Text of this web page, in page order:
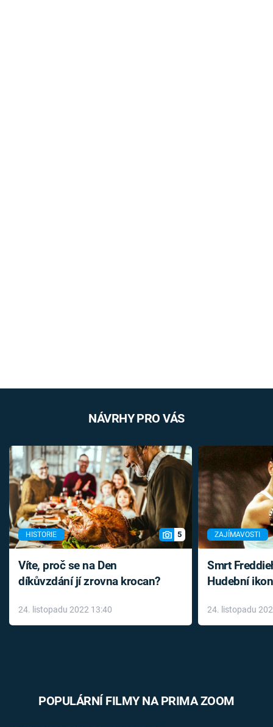
NÁVRHY PRO VÁS
HISTORIE 5
Víte, proč se na Den
díkůvzdání jí zrovna krocan?
24. listopadu 2022 13:40
ZAJÍMAVOSTI
Smrt
Hudební
léky
24. listopadu
POPULÁRNÍ FILMY NA PRIMA ZOOM